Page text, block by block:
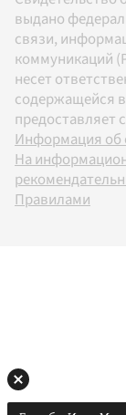
выдано
связи,
коммуникаций
несет
содержащейся
предоставляет
Информация об
На
Правилами